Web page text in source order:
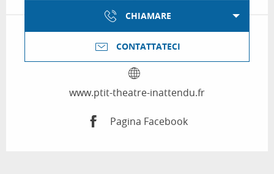
CHIAMARE
CONTATTATECI
www.ptit-theatre-inattendu.fr
Pagina Facebook